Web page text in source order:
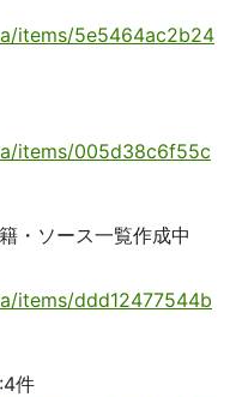
items/5e5464ac2b24
items/005d38c6f55c
・ソース一覧作成中
items/ddd12477544b
件